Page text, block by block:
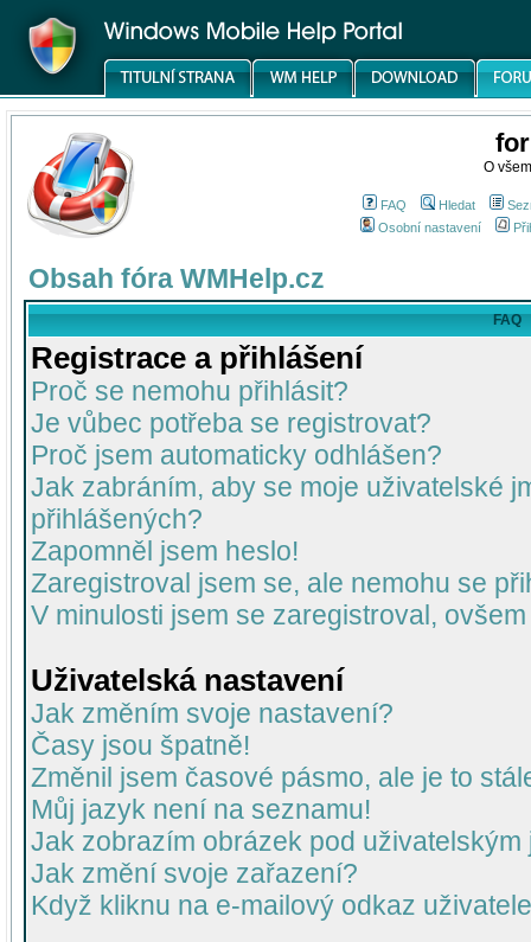
O
FAQ Hledat
Osobní nastavení
Obsah fóra WMHelp.cz
FAQ
Registrace a přihlášení
Proč se nemohu přihlásit?
Je vůbec potřeba se registrovat?
Proč jsem automaticky odhlášen?
Jak zabráním, aby se moje uživatelské
přihlášených?
Zapomněl jsem heslo!
Zaregistroval jsem se, ale nemohu se
V minulosti jsem se zaregistroval,
Uživatelská nastavení
Jak změním svoje nastavení?
Časy jsou špatně!
Změnil jsem časové pásmo, ale je to
Můj jazyk není na seznamu!
Jak zobrazím obrázek pod uživatelským
Jak změní svoje zařazení?
Když kliknu na e-mailový odkaz